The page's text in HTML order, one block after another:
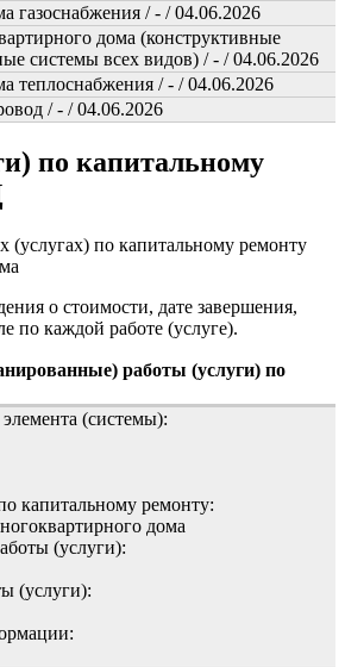
газоснабжения / - / 04.06.2026
дома (конструктивные
системы всех видов) / - / 04.06.2026
теплоснабжения / - / 04.06.2026
/ - / 04.06.2026
по капитальному
(услугах) по капитальному ремонту
о стоимости, дате завершения,
по каждой работе (услуге).
работы (услуги) по
(системы):
капитальному ремонту:
дома
(услуги):
(услуги):